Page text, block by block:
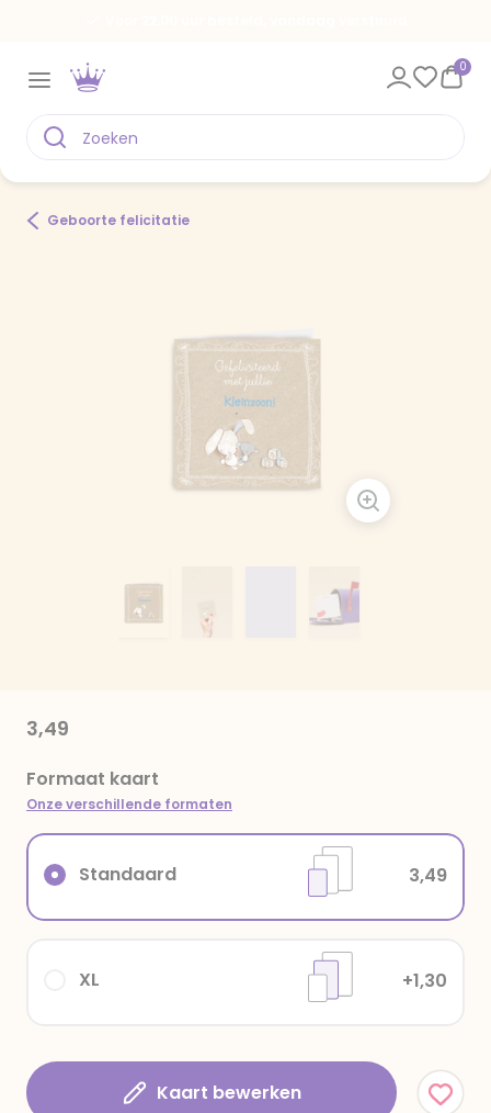
0
Geboorte felicitatie
3,49
Formaat kaart
Onze verschillende formaten
XL +1,30
Standaard 3,49
Kaart bewerken